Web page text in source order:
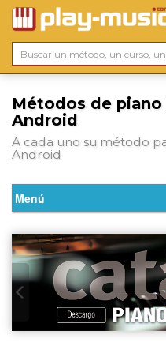
Métodos de
Android
A cada uno su método
Android